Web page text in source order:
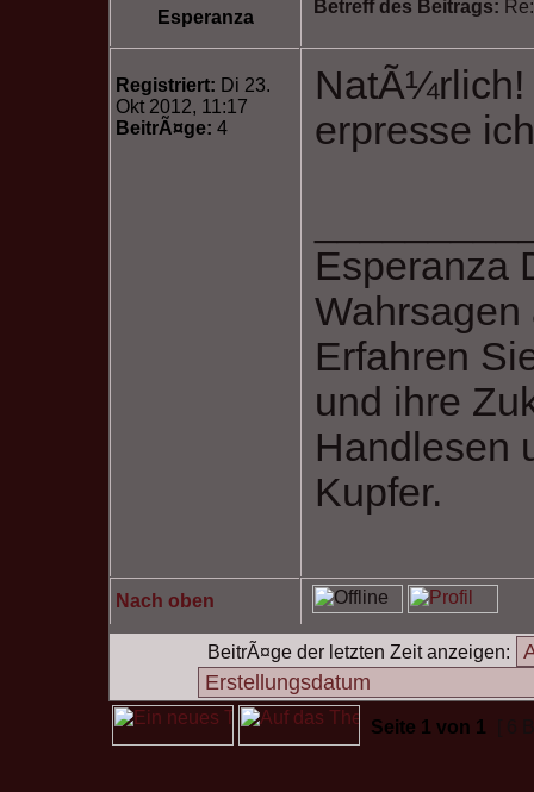
Esperanza
Betreff des Beitrags:
Registriert: Di 23.
Okt 2012, 11:17
BeitrÃ¤ge: 4
NatÃ¼rlich!
erpresse
Esperanza
Wahrsagen
Erfahren
und ihre
Handlesen
Kupfer.
Nach oben
BeitrÃ¤ge der letzten Zeit anzeigen:
Seite 1 von 1